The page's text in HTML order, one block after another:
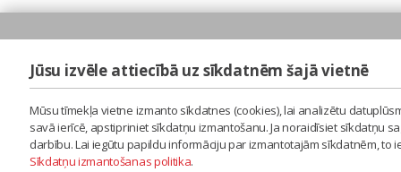
Jūsu izvēle attiecībā uz sīkdatnēm šajā vietnē
Mūsu tīmekļa vietne izmanto sīkdatnes (cookies), lai analizētu
savā ierīcē, apstipriniet sīkdatņu izmantošanu. Ja noraidīsiet sīkdatņu
darbību. Lai iegūtu papildu informāciju par izmantotajām sīkdatnēm,
Sīkdatņu izmantošanas politika.